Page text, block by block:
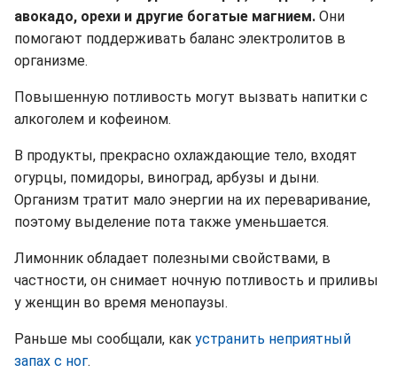
авокадо, орехи и другие богатые магнием. Они
помогают поддерживать баланс электролитов в
организме.
Повышенную потливость могут вызвать напитки с
алкоголем и кофеином.
В продукты, прекрасно охлаждающие тело, входят
огурцы, помидоры, виноград, арбузы и дыни.
Организм тратит мало энергии на их переваривание,
поэтому выделение пота также уменьшается.
Лимонник обладает полезными свойствами, в
частности, он снимает ночную потливость и приливы
у женщин во время менопаузы.
Раньше мы сообщали, как устранить неприятный
запах с ног.